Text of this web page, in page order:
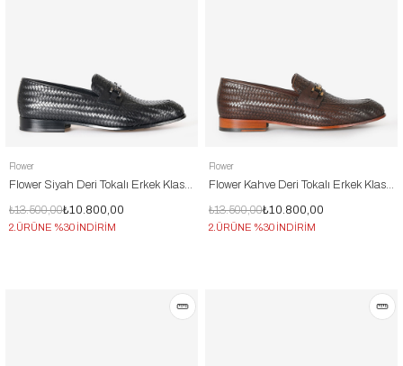
Flower
Flower Siyah Deri Tokalı Erkek Klasik Ayakkabı
₺10.800,00
₺13.500,00
2.ÜRÜNE %30 İNDİRİM
Flower
Flower Kahve Deri Tokalı Erkek Klasik Ayakkabı
₺10.800,00
₺13.500,00
2.ÜRÜNE %30 İNDİRİM